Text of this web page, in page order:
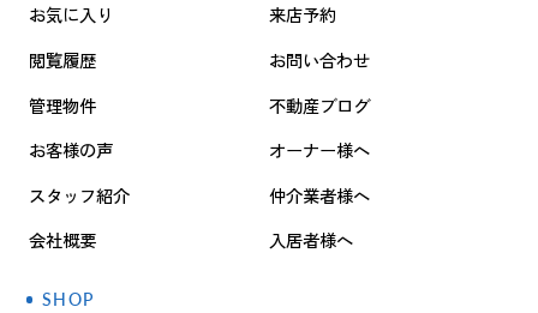
お気に入り
閲覧履歴
管理物件
お客様の声
スタッフ紹介
会社概要
来店予約
お問い合わせ
不動産ブログ
オーナー様へ
仲介業者様へ
入居者様へ
SHOP